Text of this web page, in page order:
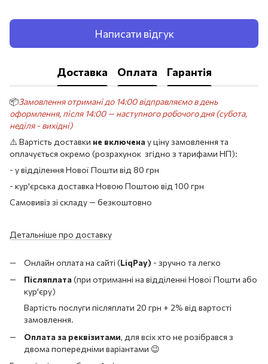
Написати відгук
Доставка Оплата Гарантія
📦Замовлення отримані до 14:00 відправляємо в день
оформлення, після 14:00 — наступного робочого дня (субота,
неділя - вихідні)
⚠️ Вартість доставки не включенау ціну замовлення та
оплачується окремо (розрахунок згідно з тарифами НП):
- у відділення Нової Пошти від 80 грн
- кур'єрська доставка Новою Поштою від 100 грн
Самовивіз зі складу — безкоштовно
Детальніше про доставку
Онлайн оплата на сайті (LiqPay) - зручно та легко
Післяплата(при отриманні на відділенні Нової Пошти або
кур'єру)
Вартість послуги післяплати 20 грн + 2% від вартості
замовлення.
Оплата за реквізитами, для всіх хто не розібрався з
двома попередніми варіантами 😉